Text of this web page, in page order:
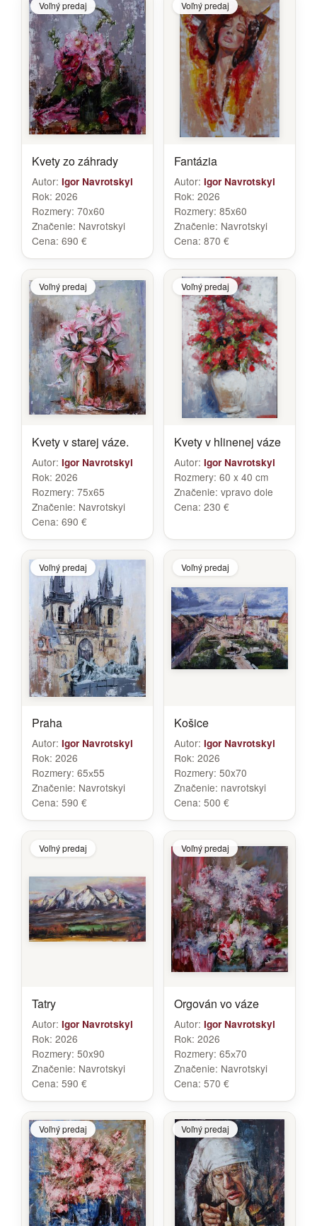
Voľný predaj
Kvety zo záhrady
Autor: Igor Navrotskyi
Rok: 2026
Rozmery: 70x60
Značenie: Navrotskyi
Cena: 690 €
Voľný predaj
Fantázia
Autor: Igor Navrotskyi
Rok: 2026
Rozmery: 85x60
Značenie: Navrotskyi
Cena: 870 €
Voľný predaj
Kvety v starej váze.
Autor: Igor Navrotskyi
Rok: 2026
Rozmery: 75x65
Značenie: Navrotskyi
Cena: 690 €
Voľný predaj
Kvety v hlinenej váze
Autor: Igor Navrotskyi
Rozmery: 60 x 40 cm
Značenie: vpravo dole
Cena: 230 €
Voľný predaj
Praha
Autor: Igor Navrotskyi
Rok: 2026
Rozmery: 65х55
Značenie: Navrotskyi
Cena: 590 €
Voľný predaj
Košice
Autor: Igor Navrotskyi
Rok: 2026
Rozmery: 50x70
Značenie: navrotskyi
Cena: 500 €
Voľný predaj
Tatry
Autor: Igor Navrotskyi
Rok: 2026
Rozmery: 50x90
Značenie: Navrotskyi
Cena: 590 €
Voľný predaj
Orgován vo váze
Autor: Igor Navrotskyi
Rok: 2026
Rozmery: 65х70
Značenie: Navrotskyi
Cena: 570 €
Voľný predaj Voľný predaj